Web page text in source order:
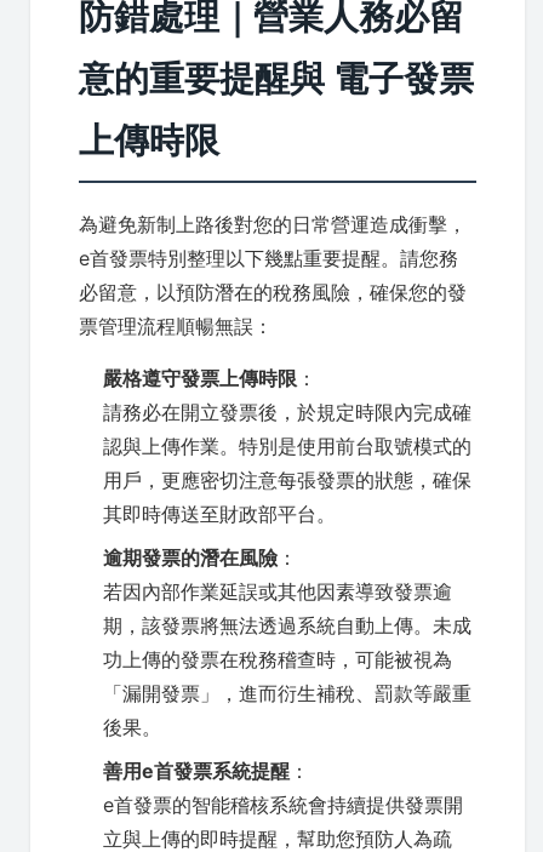
防錯處理｜營業人務必留
意的重要提醒與 電子發票
上傳時限
為避免新制上路後對您的日常營運造成衝擊，
e首發票特別整理以下幾點重要提醒。請您務
必留意，以預防潛在的稅務風險，確保您的發
票管理流程順暢無誤：
嚴格遵守發票上傳時限 ：
請務必在開立發票後，於規定時限內完成確
認與上傳作業。特別是使用前台取號模式的
用戶，更應密切注意每張發票的狀態，確保
其即時傳送至財政部平台。
逾期發票的潛在風險 ：
若因內部作業延誤或其他因素導致發票逾
期，該發票將無法透過系統自動上傳。未成
功上傳的發票在稅務稽查時，可能被視為
「漏開發票」，進而衍生補稅、罰款等嚴重
後果。
善用e首發票系統提醒 ：
e首發票的智能稽核系統會持續提供發票開
立與上傳的即時提醒，幫助您預防人為疏